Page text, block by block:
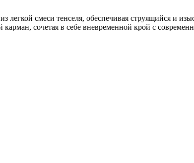
легкой смеси тенселя, обеспечивая струящийся и
карман, сочетая в себе вневременной крой с